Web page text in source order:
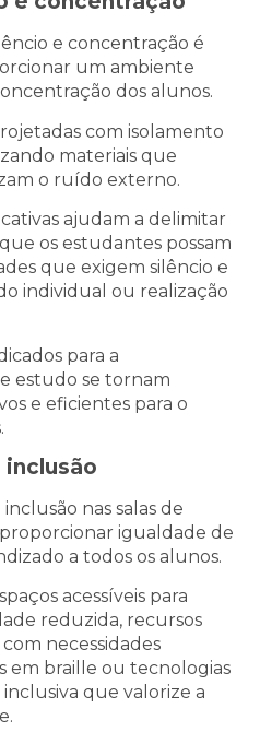
e concentração é
um ambiente
dos alunos.
com isolamento
materiais que
o ruído externo.
ajudam a delimitar
os estudantes possam
que exigem silêncio e
individual ou realização
para a
estudo se tornam
e eficientes para o
nas salas de
igualdade de
a todos os alunos.
acessíveis para
reduzida, recursos
necessidades
em braille ou tecnologias
que valorize a